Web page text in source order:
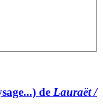
de Lauraët /